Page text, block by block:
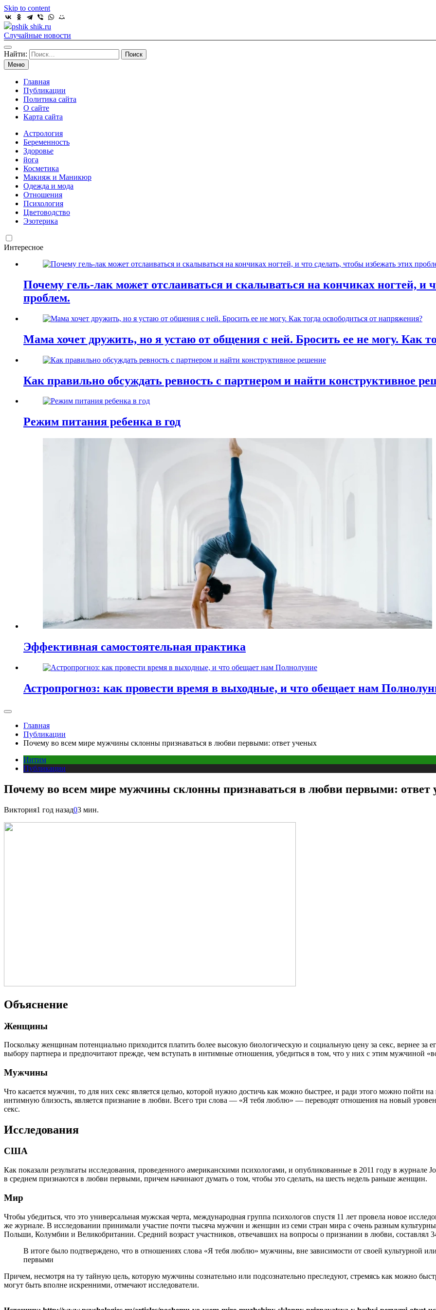
Skip to content
pshik shik.ru
Случайные новости
Найти:
Меню
Главная
Публикации
Политика сайта
О сайте
Карта сайта
Астрология
Беременность
Здоровье
йога
Косметика
Макияж и Маникюр
Одежда и мода
Отношения
Психология
Цветоводство
Эзотерика
Интересное
Почему гель-лак может отслаиваться и скалываться на кончиках ногтей, и
проблем.
Мама хочет дружить, но я устаю от общения с ней. Бросить ее не могу. Как
Как правильно обсуждать ревность с партнером и найти конструктивное
Режим питания ребенка в год
Эффективная самостоятельная практика
Астропрогноз: как провести время в выходные, и что обещает нам
Главная
Публикации
Почему во всем мире мужчины склонны признаваться в любви первыми: ответ ученых
Интим
Публикации
Почему во всем мире мужчины склонны признаваться в любви первыми: ответ
Виктория1 год назад03 мин.
Объяснение
Женщины
Поскольку женщинам потенциально приходится платить более высокую биологическую и социальную цену за секс, вернее за
выбору партнера и предпочитают прежде, чем вступать в интимные отношения, убедиться в том, что у них с этим мужчиной
Мужчины
Что касается мужчин, то для них секс является целью, которой нужно достичь как можно быстрее, и ради этого можно пойти
интимную близость, является признание в любви. Всего три слова — «Я тебя люблю» — переводят отношения на новый
секс.
Исследования
США
Как показали результаты исследования, проведенного американскими психологами, и опубликованные в 2011 году в журнале
в среднем признаются в любви первыми, причем начинают думать о том, чтобы это сделать, на шесть недель раньше женщин.
Мир
Чтобы убедиться, что это универсальная мужская черта, международная группа психологов спустя 11 лет провела новое
же журнале. В исследовании принимали участие почти тысяча мужчин и женщин из семи стран мира с очень разным
Польши, Колумбии и Великобритании. Средний возраст участников, отвечавших на вопросы о признании в любви, составлял
В итоге было подтверждено, что в отношениях слова «Я тебя люблю» мужчины, вне зависимости от своей культурной
первыми
Причем, несмотря на ту тайную цель, которую мужчины сознательно или подсознательно преследуют, стремясь как можно
могут быть вполне искренними, отмечают исследователи.